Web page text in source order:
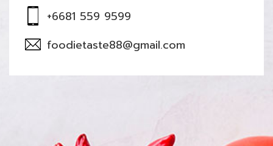
+6681 559 9599
foodietaste88@gmail.com